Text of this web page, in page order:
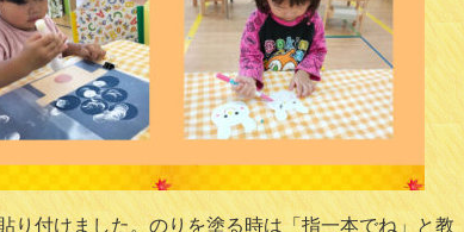
り付けました。のりを塗る時は「指一本でね」と教